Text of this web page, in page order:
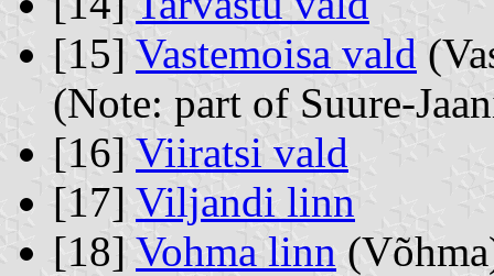
[15] Vastemoisa vald
(Note: part of Suure-
[16] Viiratsi vald
[17] Viljandi linn
[18] Vohma linn